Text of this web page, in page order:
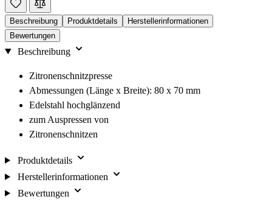
Beschreibung Produktdetails
Herstellerinformationen
Bewertungen
Beschreibung
Zitronenschnitzpresse
Abmessungen (Länge x Breite): 80 x 70 mm
Edelstahl hochglänzend
zum Auspressen von
Zitronenschnitzen
Produktdetails
Herstellerinformationen
Bewertungen